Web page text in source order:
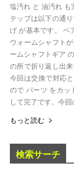
塩汚れ と 油汚れ も
テップは以下の通
げ が基本です。 ベ
ウォームシャフト
ームシャフトギア
の所で折り返し出
今回は交換で対応
ので パーツ をカッ
して完了です。今
もっと読む
検索サーチ